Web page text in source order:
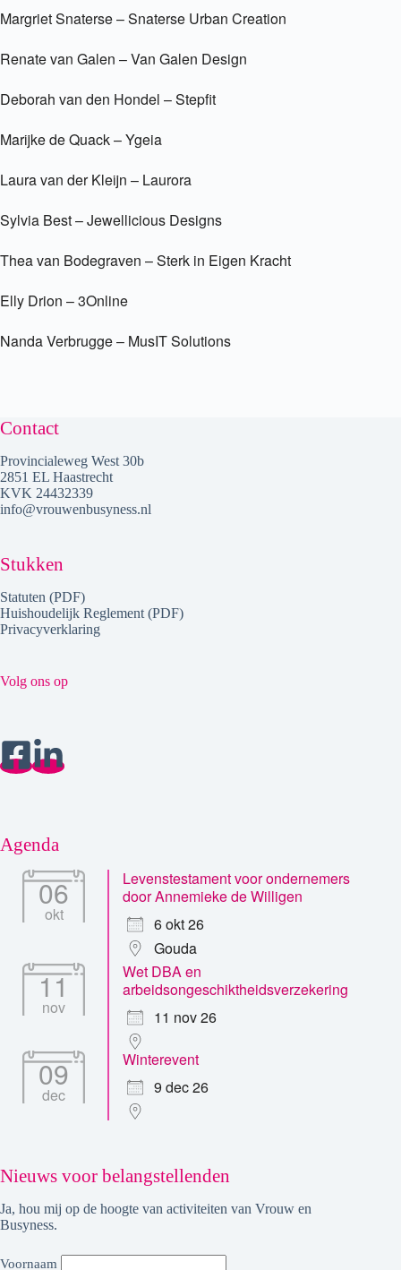
Margriet Snaterse – Snaterse Urban Creation
Renate van Galen – Van Galen Design
Deborah van den Hondel – Stepfit
Marijke de Quack – Ygeia
Laura van der Kleijn – Laurora
Sylvia Best – Jewellicious Designs
Thea van Bodegraven – Sterk in Eigen Kracht
Elly Drion – 3Online
Nanda Verbrugge – MusIT Solutions
Contact
Provincialeweg West 30b
2851 EL Haastrecht
KVK 24432339
info@vrouwenbusyness.nl
Stukken
Statuten (PDF)
Huishoudelijk Reglement (PDF)
Privacyverklaring
Volg ons op
Agenda
06
okt
Levenstestament voor ondernemers
door Annemieke de Willigen
6 okt 26
Gouda
11
nov
Wet DBA en
arbeidsongeschiktheidsverzekering
11 nov 26
09
dec
Winterevent
9 dec 26
Nieuws voor belangstellenden
Ja, hou mij op de hoogte van activiteiten van Vrouw en
Busyness.
Voornaam